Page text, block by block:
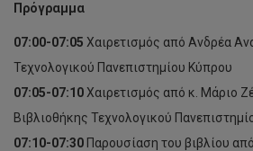
Πρόγραμμα
07:00-07:05 Χαιρετισμός από Ανδρέα
Τεχνολογικού Πανεπιστημίου Κύπρου
07:05-07:10Χαιρετισμός από κ. Μάριο
Βιβλιοθήκης Τεχνολογικού
07:10-07:30 Παρουσίαση του βιβλίου